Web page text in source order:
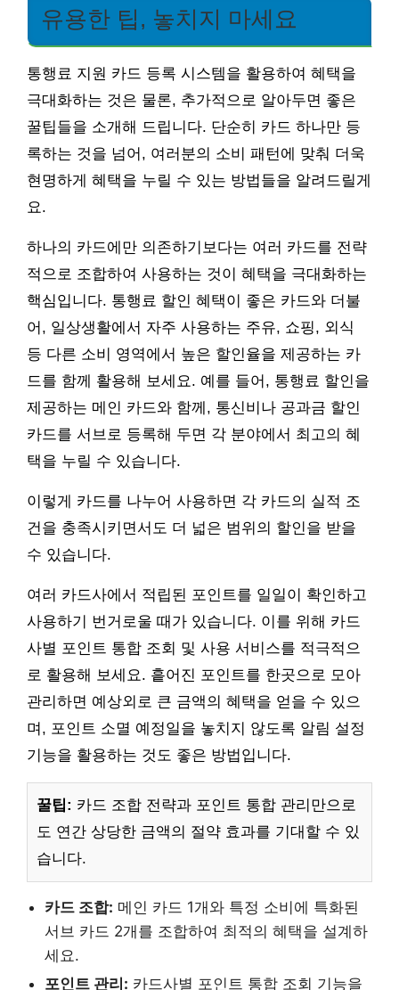
유용한 팁, 놓치지 마세요
통행료 지원 카드 등록 시스템을 활용하여 혜택을
극대화하는 것은 물론, 추가적으로 알아두면 좋은
꿀팁들을 소개해 드립니다. 단순히 카드 하나만 등
록하는 것을 넘어, 여러분의 소비 패턴에 맞춰 더욱
현명하게 혜택을 누릴 수 있는 방법들을 알려드릴게
요.
하나의 카드에만 의존하기보다는 여러 카드를 전략
적으로 조합하여 사용하는 것이 혜택을 극대화하는
핵심입니다. 통행료 할인 혜택이 좋은 카드와 더불
어, 일상생활에서 자주 사용하는 주유, 쇼핑, 외식
등 다른 소비 영역에서 높은 할인율을 제공하는 카
드를 함께 활용해 보세요. 예를 들어, 통행료 할인을
제공하는 메인 카드와 함께, 통신비나 공과금 할인
카드를 서브로 등록해 두면 각 분야에서 최고의 혜
택을 누릴 수 있습니다.
이렇게 카드를 나누어 사용하면 각 카드의 실적 조
건을 충족시키면서도 더 넓은 범위의 할인을 받을
수 있습니다.
여러 카드사에서 적립된 포인트를 일일이 확인하고
사용하기 번거로울 때가 있습니다. 이를 위해 카드
사별 포인트 통합 조회 및 사용 서비스를 적극적으
로 활용해 보세요. 흩어진 포인트를 한곳으로 모아
관리하면 예상외로 큰 금액의 혜택을 얻을 수 있으
며, 포인트 소멸 예정일을 놓치지 않도록 알림 설정
기능을 활용하는 것도 좋은 방법입니다.
꿀팁: 카드 조합 전략과 포인트 통합 관리만으로
도 연간 상당한 금액의 절약 효과를 기대할 수 있
습니다.
카드 조합: 메인 카드 1개와 특정 소비에 특화된
서브 카드 2개를 조합하여 최적의 혜택을 설계하
세요.
포인트 관리: 카드사별 포인트 통합 조회 기능을